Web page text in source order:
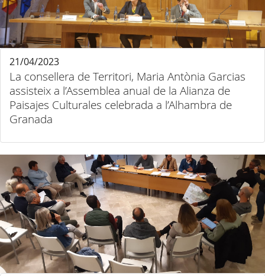
La consellera de Territori, Maria Antònia Garcias
assisteix a l’Assemblea anual de la Alianza de
Paisajes Culturales celebrada a l’Alhambra de
Granada
21/04/2023